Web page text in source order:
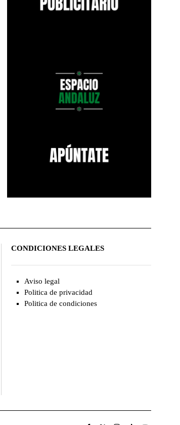
CONDICIONES LEGALES
Aviso legal
Politica de privacidad
Politica de condiciones